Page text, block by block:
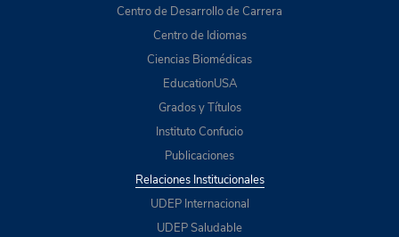
Centro de Desarrollo de Carrera
Centro de Idiomas
Ciencias Biomédicas
EducationUSA
Grados y Títulos
Instituto Confucio
Publicaciones
Relaciones Institucionales
UDEP Internacional
UDEP Saludable